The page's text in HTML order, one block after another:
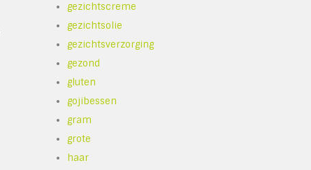
gezichtscreme
gezichtsolie
gezichtsverzorging
gezond
gluten
gojibessen
gram
grote
haar